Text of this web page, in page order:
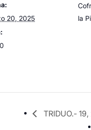
20, 2025
la
TRIDUO.-